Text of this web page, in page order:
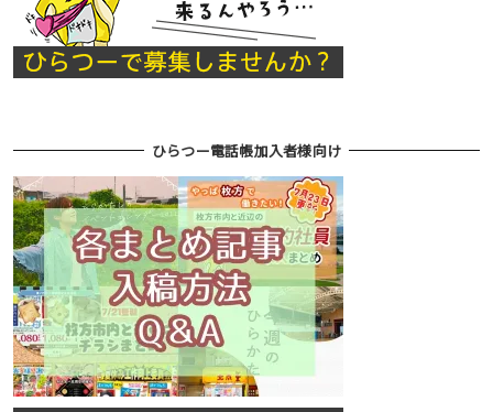
ひらつー電話帳加入者様向け